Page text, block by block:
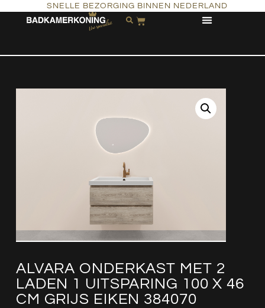
SNELLE BEZORGING BINNEN NEDERLAND
ALVARA ONDERKAST MET 2
LADEN 1 UITSPARING 100 X 46
CM GRIJS EIKEN 384070